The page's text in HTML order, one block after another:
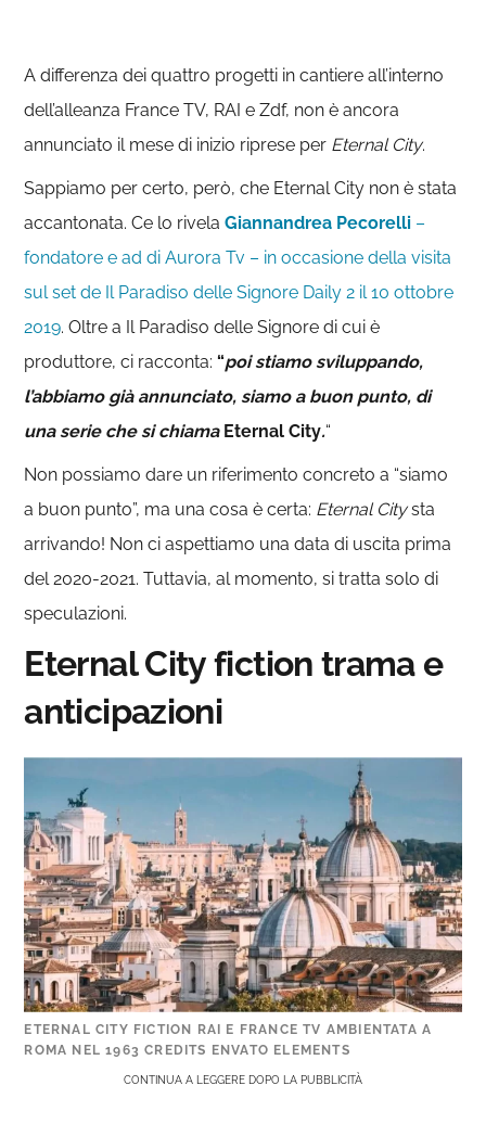
A differenza dei quattro progetti in cantiere all’interno
dell’alleanza France TV, RAI e Zdf, non è ancora
annunciato il mese di inizio riprese per Eternal City.
Sappiamo per certo, però, che Eternal City non è stata
accantonata. Ce lo rivelaGiannandrea Pecorelli –
fondatore e ad di Aurora Tv – in occasione della visita
sul set de Il Paradiso delle Signore Daily 2 il 10 ottobre
2019. Oltre a Il Paradiso delle Signore di cui è
produttore, ci racconta:“poi stiamo sviluppando,
l’abbiamo già annunciato, siamo a buon punto, di
una serie che si chiamaEternal City.“
Non possiamo dare un riferimento concreto a “siamo
a buon punto”, ma una cosa è certa: Eternal Citysta
arrivando! Non ci aspettiamo una data di uscita prima
del 2020-2021. Tuttavia, al momento, si tratta solo di
speculazioni.
Eternal City fiction trama e
anticipazioni
ETERNAL CITY FICTION RAI E FRANCE TV AMBIENTATA A
ROMA NEL 1963 CREDITS ENVATO ELEMENTS
CONTINUA A LEGGERE DOPO LA PUBBLICITÀ